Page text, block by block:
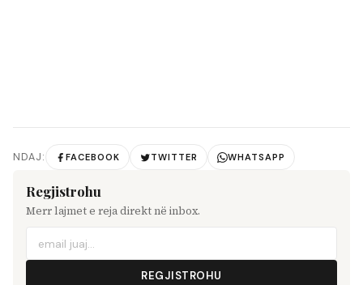
NDAJ: FACEBOOK TWITTER WHATSAPP
Regjistrohu
Merr lajmet e reja direkt në inbox.
REGJISTROHU